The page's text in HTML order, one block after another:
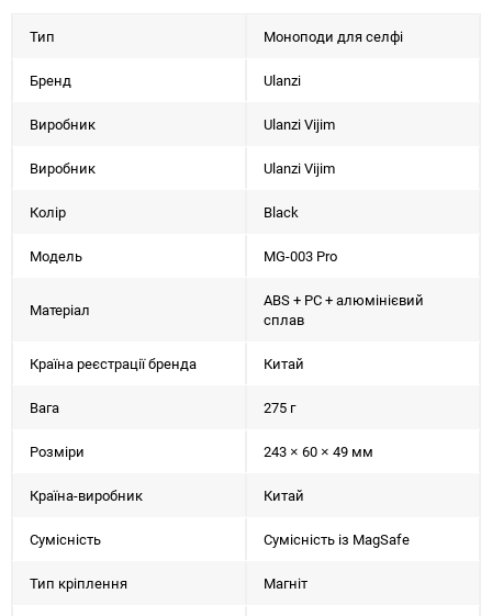
Тип Моноподи для селфі
Бренд Ulanzi
Виробник Ulanzi Vijim
Виробник Ulanzi Vijim
Колір Black
Модель MG-003 Pro
Матеріал
ABS + PC + алюмінієвий
сплав
Країна реєстрації бренда Китай
Вага 275 г
Розміри 243 × 60 × 49 мм
Країна-виробник Китай
Сумісність Сумісність із MagSafe
Тип кріплення Магніт